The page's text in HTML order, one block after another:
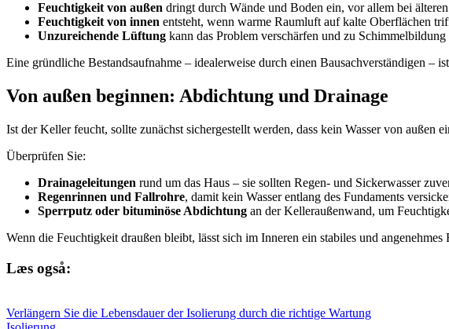
Feuchtigkeit von außen dringt durch Wände und Boden ein, vor allem bei
Feuchtigkeit von innen entsteht, wenn warme Raumluft auf kalte Oberflächen
Unzureichende Lüftung kann das Problem verschärfen und zu Schimmelbildung
Eine gründliche Bestandsaufnahme – idealerweise durch einen Bausachverständigen –
Von außen beginnen: Abdichtung und Drainage
Ist der Keller feucht, sollte zunächst sichergestellt werden, dass kein Wasser von
Überprüfen Sie:
Drainageleitungen rund um das Haus – sie sollten Regen- und Sickerwasser
Regenrinnen und Fallrohre, damit kein Wasser entlang des Fundaments
Sperrputz oder bituminöse Abdichtung an der Kelleraußenwand, um
Wenn die Feuchtigkeit draußen bleibt, lässt sich im Inneren ein stabiles und angenehmes
Læs også:
Verlängern Sie die Lebensdauer der Isolierung durch die richtige Wartung